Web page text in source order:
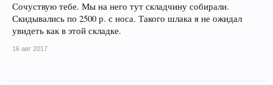
Сочуствую тебе. Мы на него тут складчину собирали.
Скидывались по 2500 р. с носа. Такого шлака я не ожидал
увидеть как в этой складке.
16 авг 2017